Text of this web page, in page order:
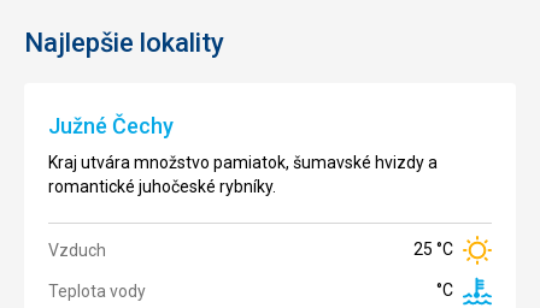
Najlepšie lokality
Južné Čechy
Kraj utvára množstvo pamiatok, šumavské hvizdy a
romantické juhočeské rybníky.
Vzduch 25 °C
Teplota vody °C
Jeseníky
Pohorie
Jeseníky
severnú
Južná
Morava
Metropolou
Brno,